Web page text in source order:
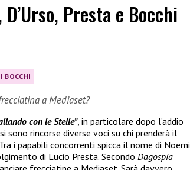
Presta e Bocchi
BOCCHI
a Mediaset?
con le Stelle”, in particolare dopo l’addio
sono rincorse diverse voci su chi prenderà il
i papabili concorrenti spicca il nome di Noemi
di Lucio Presta. Secondo Dagospia